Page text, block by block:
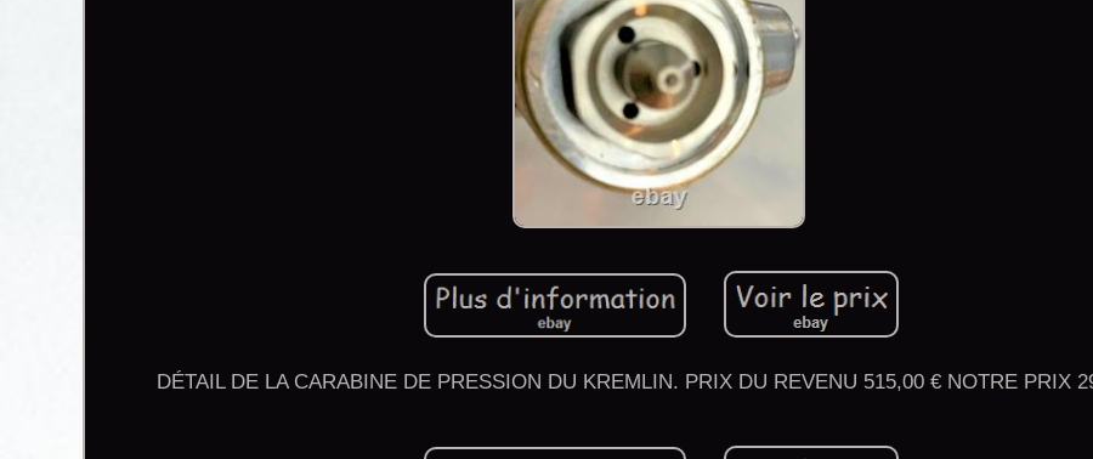
DÉTAIL DE LA CARABINE DE PRESSION DU KREMLIN. PRIX DU REVENU 515,00 € NOTRE PRIX